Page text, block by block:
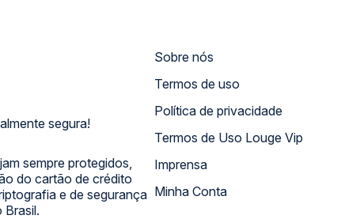
segura!
sempre protegidos,
do cartão de crédito
e de segurança
Brasil.
Sobre nós
Termos de uso
Política de privacidade
Termos de Uso Louge Vip
Imprensa
Minha Conta